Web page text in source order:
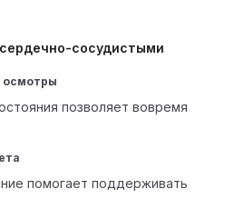
сосудистыми
осмотры
позволяет вовремя
помогает поддерживать